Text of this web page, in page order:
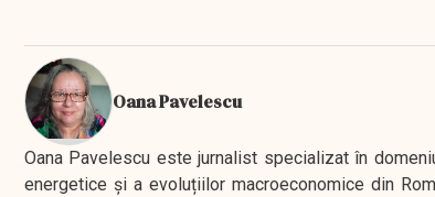
Oana Pavelescu
Oana Pavelescu este jurnalist specializat în
energetice și a evoluțiilor macroeconomice din